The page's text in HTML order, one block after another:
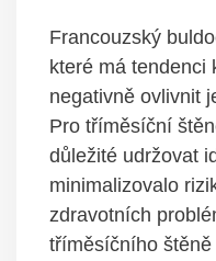
Francouzský
které má tendenci
negativně ovlivnit
Pro tříměsíční
důležité udržovat
minimalizovalo
zdravotních
tříměsíčního